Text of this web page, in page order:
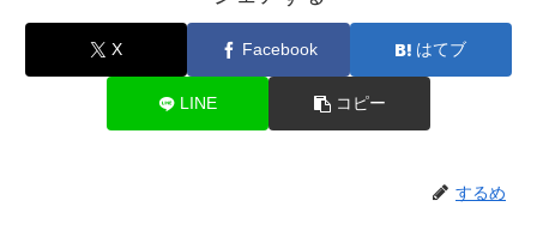
X Facebook はてブ
LINE コピー
するめ